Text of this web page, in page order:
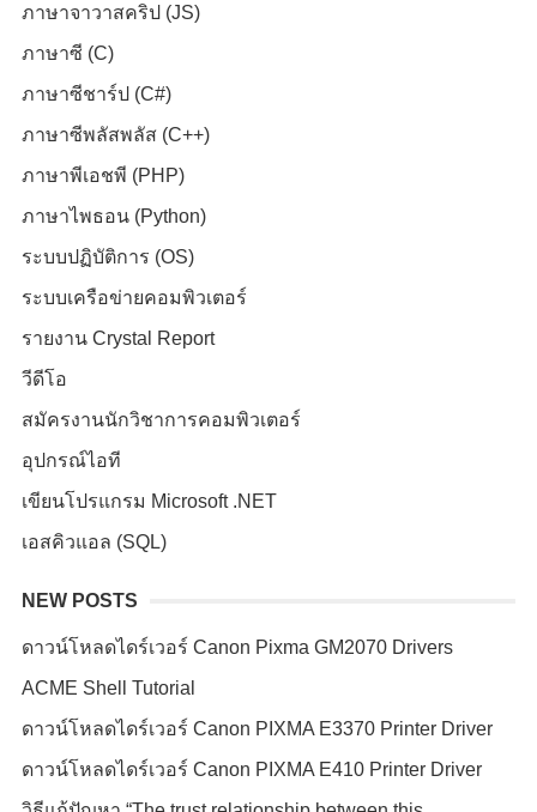
ภาษาจาวาสคริป (JS)
ภาษาซี (C)
ภาษาซีชาร์ป (C#)
ภาษาซีพลัสพลัส (C++)
ภาษาพีเอชพี (PHP)
ภาษาไพธอน (Python)
ระบบปฏิบัติการ (OS)
ระบบเครือข่ายคอมพิวเตอร์
รายงาน Crystal Report
วีดีโอ
สมัครงานนักวิชาการคอมพิวเตอร์
อุปกรณ์ไอที
เขียนโปรแกรม Microsoft .NET
เอสคิวแอล (SQL)
NEW POSTS
ดาวน์โหลดไดร์เวอร์ Canon Pixma GM2070 Drivers
ACME Shell Tutorial
ดาวน์โหลดไดร์เวอร์ Canon PIXMA E3370 Printer Driver
ดาวน์โหลดไดร์เวอร์ Canon PIXMA E410 Printer Driver